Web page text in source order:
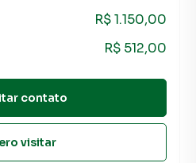
R$ 1.150,00
R$ 512,00
contato
visitar